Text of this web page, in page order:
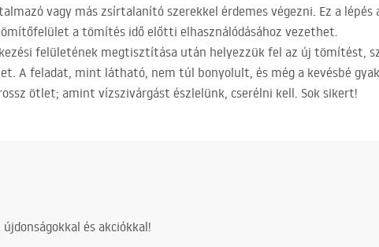
vagy más zsírtalanító szerekkel érdemes végezni. Ez a
a tömítés idő előtti elhasználódásához vezethet.
felületének megtisztítása után helyezzük fel az új tömítést,
A feladat, mint látható, nem túl bonyolult, és még a kevésbé
ötlet; amint vízszivárgást észlelünk, cserélni kell. Sok sikert!
és akciókkal!